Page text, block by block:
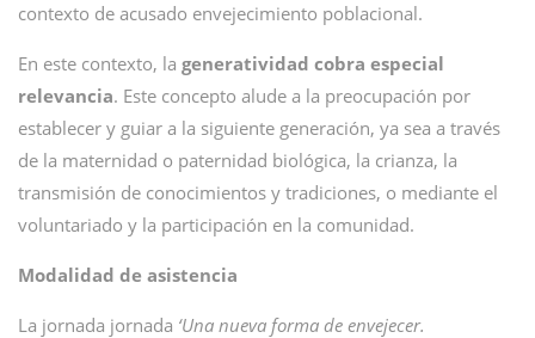
contexto de acusado envejecimiento poblacional.
En este contexto, la generatividad cobra especial
relevancia. Este concepto alude a la preocupación por
establecer y guiar a la siguiente generación, ya sea a través
de la maternidad o paternidad biológica, la crianza, la
transmisión de conocimientos y tradiciones, o mediante el
voluntariado y la participación en la comunidad.
Modalidad de asistencia
La jornada jornada ‘Una nueva forma de envejecer.